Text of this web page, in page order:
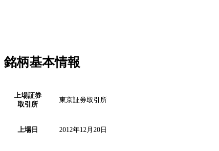
銘柄基本情報
上場証券
取引所
東京証券取引所
上場日 2012年12月20日